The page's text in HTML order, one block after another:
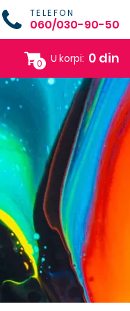
TELEFON
060/030-90-50
0 U korpi: 0 din